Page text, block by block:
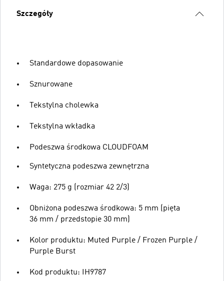
Szczegóły
Standardowe dopasowanie
Sznurowane
Tekstylna cholewka
Tekstylna wkładka
Podeszwa środkowa CLOUDFOAM
Syntetyczna podeszwa zewnętrzna
Waga: 275 g (rozmiar 42 2/3)
Obniżona podeszwa środkowa: 5 mm (pięta
36 mm / przedstopie 30 mm)
Kolor produktu: Muted Purple / Frozen Purple /
Purple Burst
Kod produktu: IH9787